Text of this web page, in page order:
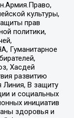
культуры,
прав
политики,
Гуманитарное
Хасдей
развитию
Линия, В защиту
и социальных
инициатив
здоровья и